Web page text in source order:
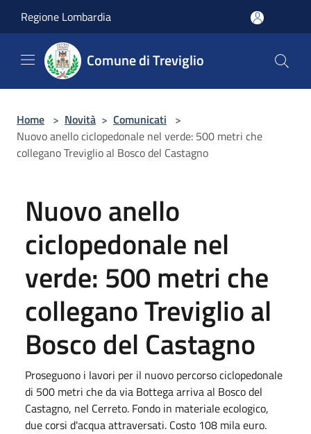
Regione Lombardia
Comune di Treviglio
Home > Novità > Comunicati >
Nuovo anello ciclopedonale nel verde: 500 metri che
collegano Treviglio al Bosco del Castagno
Nuovo anello
ciclopedonale nel
verde: 500 metri che
collegano Treviglio al
Bosco del Castagno
Proseguono i lavori per il nuovo percorso ciclopedonale
di 500 metri che da via Bottega arriva al Bosco del
Castagno, nel Cerreto. Fondo in materiale ecologico,
due corsi d'acqua attraversati. Costo 108 mila euro.